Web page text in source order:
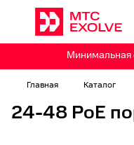
Главная Каталог
24-48 PoE